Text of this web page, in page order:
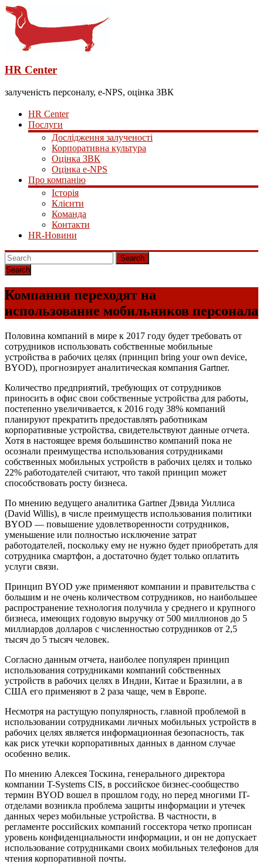
HR Center
залученість персоналу, e-NPS, оцінка ЗВК
HR Center
Послуги
Дослідження залученості
Корпоративна культура
Оцінка ЗВК
Оцінка e-NPS
Про компанію
Історія
Клієнти
Команда
Контакти
HR-Новини
Search
Компании переходят на
использование мобильников персонала
Половина компаний в мире к 2017 году будет требовать от
сотрудников использовать собственные мобильные
устройства в рабочих целях (принцип bring your own device,
BYOD), прогнозирует аналитическая компания Gartner.
Количество предприятий, требующих от сотрудников
приносить в офис свои собственные устройства для работы,
постепенно увеличивается, к 2016 году 38% компаний
планируют прекратить предоставлять работникам
корпоративные устройства, свидетельствуют данные отчета.
Хотя в настоящее время большинство компаний пока не
осознали преимущества использования сотрудниками
собственных мобильных устройств в рабочих целях и только
22% работодателей считают, что такой принцип может
способствовать росту бизнеса.
По мнению ведущего аналитика Gartner Дэвида Уиллиса
(David Willis), в числе преимуществ использования политики
BYOD — повышение удовлетворенности сотрудников,
уменьшение или полностью исключение затрат
работодателей, поскольку ему не нужно будет приобретать для
сотрудника смартфон, а достаточно будет только оплатить
услуги связи.
Принцип BYOD уже применяют компании и правительства с
большим и не очень количеством сотрудников, но наибольшее
распространение технология получила у среднего и крупного
бизнеса, имеющих годовую выручку от 500 миллионов до 5
миллиардов долларов с численностью сотрудников от 2,5
тысяч до 5 тысяч человек.
Согласно данным отчета, наиболее популярен принцип
использования сотрудниками компаний собственных
устройств в рабочих целях в Индии, Китае и Бразилии, а в
США его применяют в 2 раза чаще, чем в Европе.
Несмотря на растущую популярность, главной проблемой в
использовании сотрудниками личных мобильных устройств в
рабочих целях является информационная безопасность, так
как риск утечки корпоративных данных в данном случае
особенно велик.
По мнению Алексея Тоскина, генерального директора
компании T-Systems CIS, в российское бизнес-сообщество
термин BYOD вошел в прошлом году, но перед многими IT-
отделами возникла проблема защиты информации и утечек
данных через мобильные устройства. В частности, в
регламенте российских компаний госсектора четко прописан
уровень конфиденциальности информации, и он не допускает
использование сотрудниками своих мобильных телефонов для
чтения корпоративной почты.